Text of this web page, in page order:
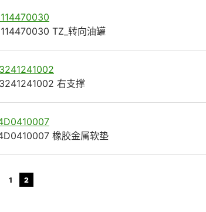
TZ_转向油罐
右支撑
橡胶金属软垫
1 2